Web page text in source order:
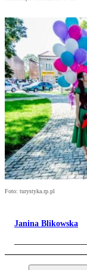
Foto: turystyka.rp.pl
Janina Blikowska